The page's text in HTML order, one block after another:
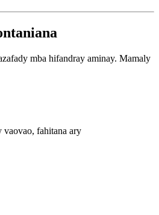
mba hifandray aminay. Mamaly
fahitana ary